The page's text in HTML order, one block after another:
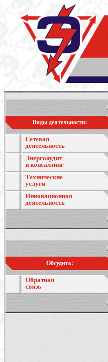
Виды деятельности:
Сетевая
деятельность
Энергоаудит
и консалтинг
Технические
услуги
Инновационная
деятельность
Обсудить:
Обратная
связь